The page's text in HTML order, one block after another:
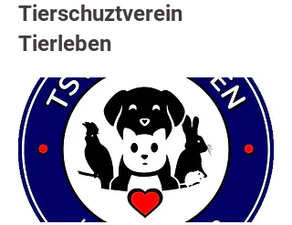
Tierschuztverein
Tierleben